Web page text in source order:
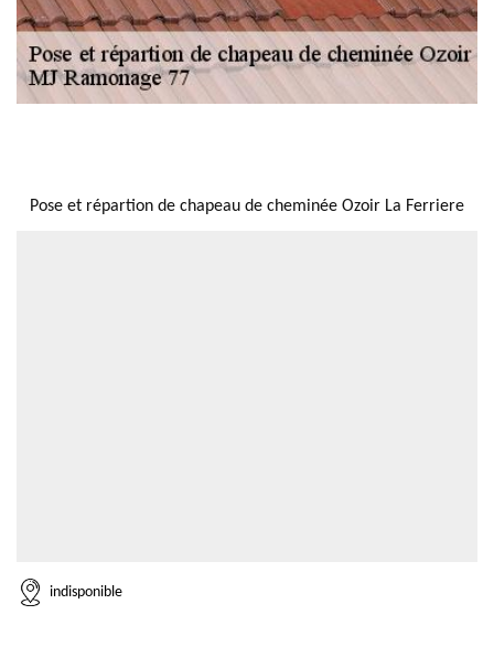
Pose et répartion de chapeau de cheminée Ozoir La Ferriere
indisponible